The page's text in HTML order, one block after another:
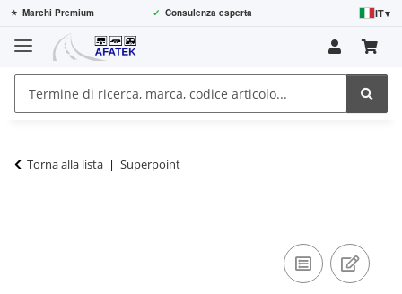
⭐ Marchi Premium ✓ Consulenza esperta IT▾
Torna alla lista Superpoint